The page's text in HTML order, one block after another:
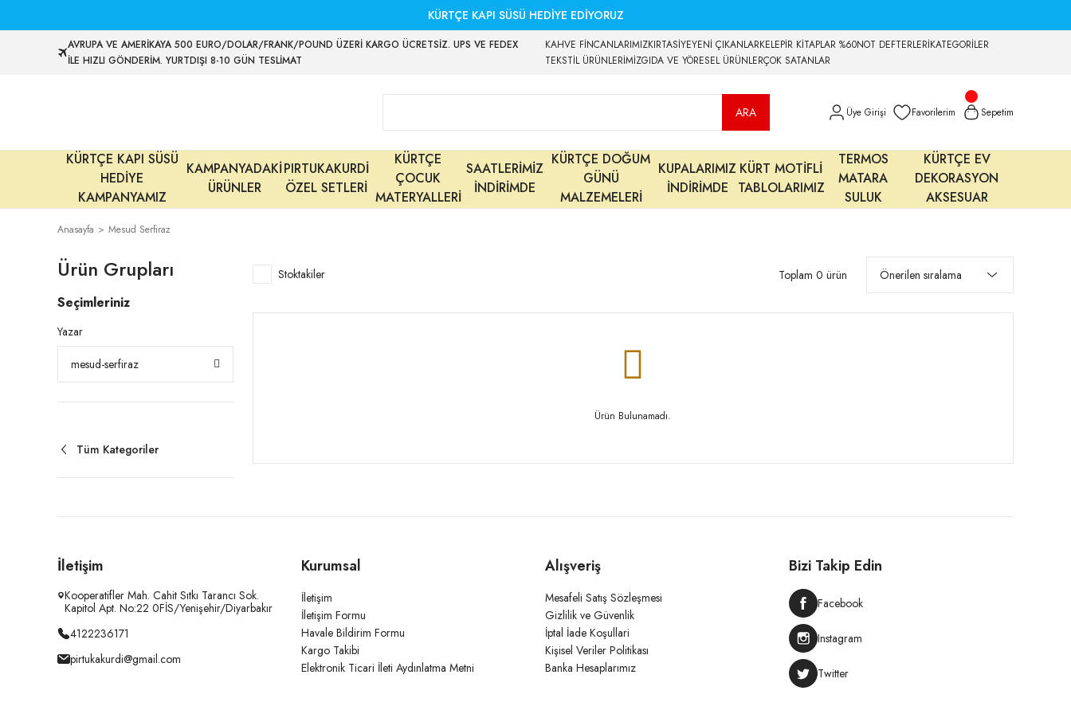
KÜRTÇE KAPI SÜSÜ HEDİYE EDİYORUZ
AVRUPA VE AMERİKAYA 500 EURO/DOLAR/FRANK/POUND ÜZERİ KARGO ÜCRETSİZ. UPS VE FEDEX
İLE HIZLI GÖNDERİM. YURTDIŞI 8-10 GÜN TESLİMAT
KAHVE FİNCANLARIMIZKIRTASİYEYENİ ÇIKANLARKELEPİR KİTAPLAR %60NOT DEFTERLERİKATEGORİLER
TEKSTİL ÜRÜNLERİMİZGIDA VE YÖRESEL ÜRÜNLERÇOK SATANLAR
ARA Üye Girişi Favorilerim Sepetim
KÜRTÇE KAPI SÜSÜ
HEDİYE
KAMPANYAMIZ
KAMPANYADAKİ
ÜRÜNLER
PIRTUKAKURDİ
ÖZEL SETLERİ
KÜRTÇE
ÇOCUK
MATERYALLERİ
SAATLERİMİZ
İNDİRİMDE
KÜRTÇE DOĞUM
GÜNÜ
MALZEMELERİ
KUPALARIMIZ
İNDİRİMDE
KÜRT MOTİFLİ
TABLOLARIMIZ
TERMOS
MATARA
SULUK
KÜRTÇE EV
DEKORASYON
AKSESUAR
Anasayfa Mesud Serfiraz
Ürün Grupları
Seçimleriniz
Yazar
mesud-serfiraz
Tüm Kategoriler
Stoktakiler Toplam 0 ürün
Ürün Bulunamadı.
İletişim
Kooperatifler Mah. Cahit Sıtkı Tarancı Sok.
Kapitol Apt. No:22 0FİS/Yenişehir/Diyarbakır
4122236171
pirtukakurdi@gmail.com
Kurumsal
İletişim
İletişim Formu
Havale Bildirim Formu
Kargo Takibi
Elektronik Ticari İleti Aydınlatma Metni
Alışveriş
Mesafeli Satış Sözleşmesi
Gizlilik ve Güvenlik
İptal İade Koşullari
Kişisel Veriler Politikası
Banka Hesaplarımız
Bizi Takip Edin
Facebook
Instagram
Twitter